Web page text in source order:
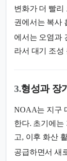
변화가 더 빨리
권에서는 복사
에서는 오염과
라서 대기 조성
3.형성과 장
NOAA는 지구
한다. 초기에는
고, 이후 화산
공급하면서 새